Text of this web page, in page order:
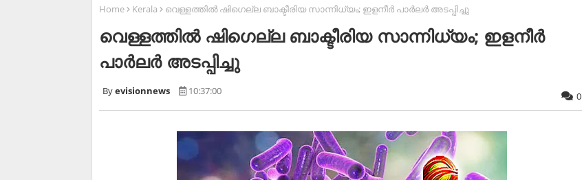
Home Kerala വെള്ളത്തില്‍ ഷിഗെല്ല ബാക്ടീരിയ സാന്നിധ്യം; ഇളനീര്‍ പാര്‍ലര്‍ അടപ്പിച്ചു
വെള്ളത്തില്‍ ഷിഗെല്ല ബാക്ടീരിയ സാന്നിധ്യം; ഇളനീര്‍
പാര്‍ലര്‍ അടപ്പിച്ചു
evisionnews 10:37:00 0